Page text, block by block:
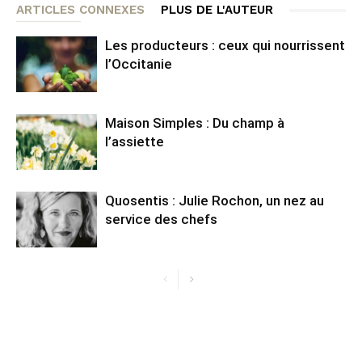
ARTICLES CONNEXES PLUS DE L'AUTEUR
Les producteurs : ceux qui nourrissent
l’Occitanie
Maison Simples : Du champ à
l’assiette
Quosentis : Julie Rochon, un nez au
service des chefs